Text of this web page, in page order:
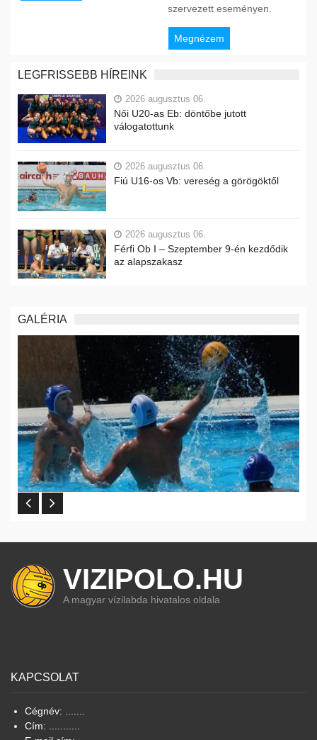
szervezett eseményen.
Megnézem
LEGFRISSEBB HÍREINK
2026 augusztus 06.
Női U20-as Eb: döntőbe jutott
válogatottunk
2026 augusztus 06.
Fiú U16-os Vb: vereség a görögöktől
2026 augusztus 06.
Férfi Ob I – Szeptember 9-én kezdődik
az alapszakasz
GALÉRIA
VIZIPOLO.HU
A magyar vízilabda hivatalos oldala
KAPCSOLAT
Cégnév: .......
Cím: ...........